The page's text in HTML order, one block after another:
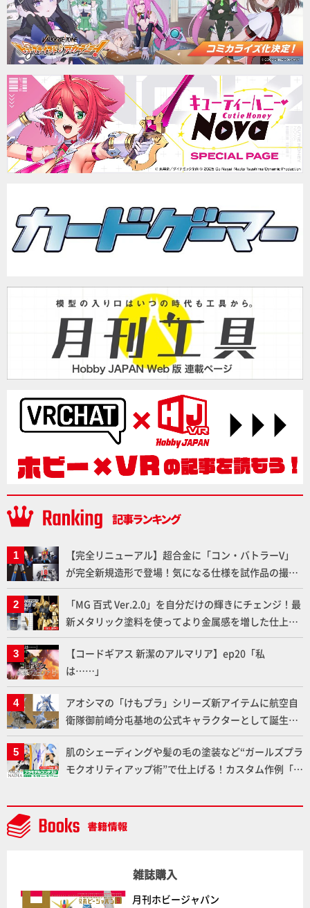
【完全リニューアル】超合金に「コン・バトラーV」
が完全新規造形で登場！気になる仕様を試作品の撮り
下ろしでご紹介!!さらに「大鉄人17」＆「ワンエイ
ト」セット情報もお届け！【超合金の魂】
「MG 百式 Ver.2.0」を自分だけの輝きにチェンジ！最
新メタリック塗料を使ってより金属感を増した仕上が
りに!!【試し読み】
【コードギアス 新潔のアルマリア】ep20「私
は……」
アオシマの「けもプラ」シリーズ新アイテムに航空自
衛隊御前崎分屯基地の公式キャラクターとして誕生し
た「おまねこ」が着任！けもプラ公式サイト限定版と
通常版の2ラインで発売！
肌のシェーディングや髪の毛の塗装など“ガールズプラ
モクオリティアップ術”で仕上げる！カスタム作例「白
デルコンテスト」～8月17日（月）11:59まで応募受付
中】
雑誌購入
月刊ホビージャパン